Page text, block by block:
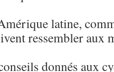
latine,
ressembler aux
donnés aux